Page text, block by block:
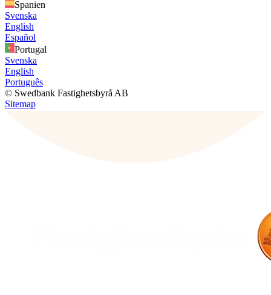
Spanien
Svenska
English
Español
Portugal
Svenska
English
Português
© Swedbank Fastighetsbyrå AB
Sitemap